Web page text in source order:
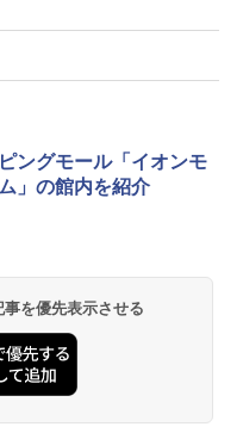
テンレス保冷剤 2個セット 2
大型 ビーチ アウトドアパ
サイトシート付 折りたたみ
段階高さ調整 軽量 収納袋付
ングモール「イオンモ
」の館内を紹介
を優先表示させる